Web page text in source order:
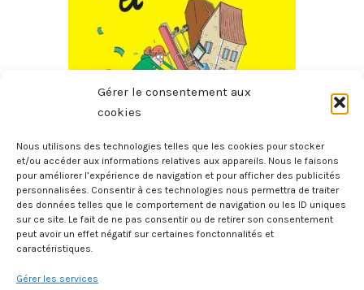
Gérer le consentement aux
cookies
Nous utilisons des technologies telles que les cookies pour stocker
et/ou accéder aux informations relatives aux appareils. Nous le faisons
pour améliorer l’expérience de navigation et pour afficher des publicités
personnalisées. Consentir à ces technologies nous permettra de traiter
des données telles que le comportement de navigation ou les ID uniques
sur ce site. Le fait de ne pas consentir ou de retirer son consentement
peut avoir un effet négatif sur certaines fonctonnalités et
caractéristiques.
Gérer les services
La Bourse Et La Vie – Petit Manuel D’économie Concrète A
L’usage Des Gens Qui N’y Comprennent Rien
12 avril 2026